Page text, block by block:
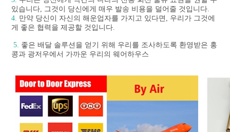
있습니다, 그것이 당신에게 매우 발송 비용을 덜어줄 것입니다.
4. 만약 당신이 자신의 해운업자를 가지고 있다면, 우리가 그것에
게 좋은 협력을 제공할 것입니다.
5. 좋은 배달 솔루션을 얻기 위해 우리를 조사하도록 환영받은 홍
콩과 광저우에서 가까운 우리의 웨어하우스